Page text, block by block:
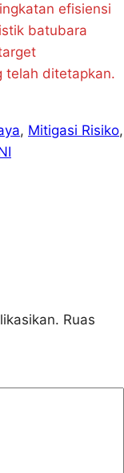
efisiensi
batubara
telah ditetapkan.
, Mitigasi Risiko
Ruas